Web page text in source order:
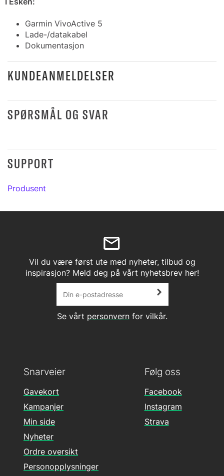
Garmin VivoActive 5
Lade-/datakabel
Dokumentasjon
KUNDEANMELDELSER
SPØRSMÅL OG SVAR
SUPPORT
Produsent
Vil du være først ute med nyheter, tilbud og
inspirasjon? Meld deg på vårt nyhetsbrev her!
Se vårt personvernfor vilkår.
Følg oss
Facebook
Instagram
Strava
Snarveier
Gavekort
Kampanjer
Min side
Nyheter
Ordre oversikt
Personopplysninger